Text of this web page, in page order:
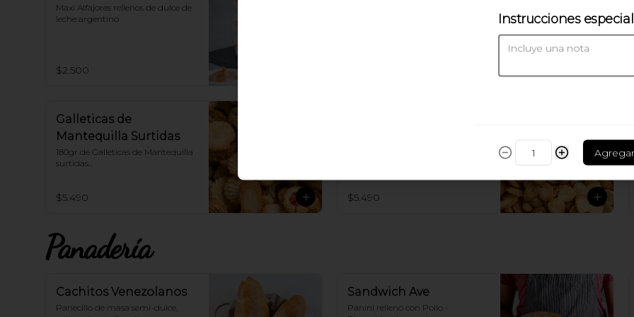
Maxi Alfajores rellenos de dulce de
leche argentino
$2.500
Galleticas de
Mantequilla Surtidas
180gr de Galleticas de Mantequilla
surtidas...
$5.490 $5.490
Panadería
Cachitos Venezolanos
Panecillo de masa semi-dulce,
Sandwich Ave
Panini relleno con Pollo -
Instrucciones
Agregar